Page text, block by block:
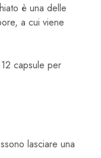
è una delle
a cui viene
capsule per
lasciare una